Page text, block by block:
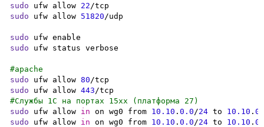
sudo ufw allow 22
sudo ufw allow 51820 /udp
sudo
sudo ufw status verbose
#apache
sudo ufw allow 80
sudo ufw allow 443
#Службы 1С на портах 15хх (платформа 27)
sudo ufw allow in on wg0 from 10.10 . 0.0 /24 to 10.10 .
sudo ufw allow in on wg0 from 10.10 . 0.0 /24 to 10.10 .